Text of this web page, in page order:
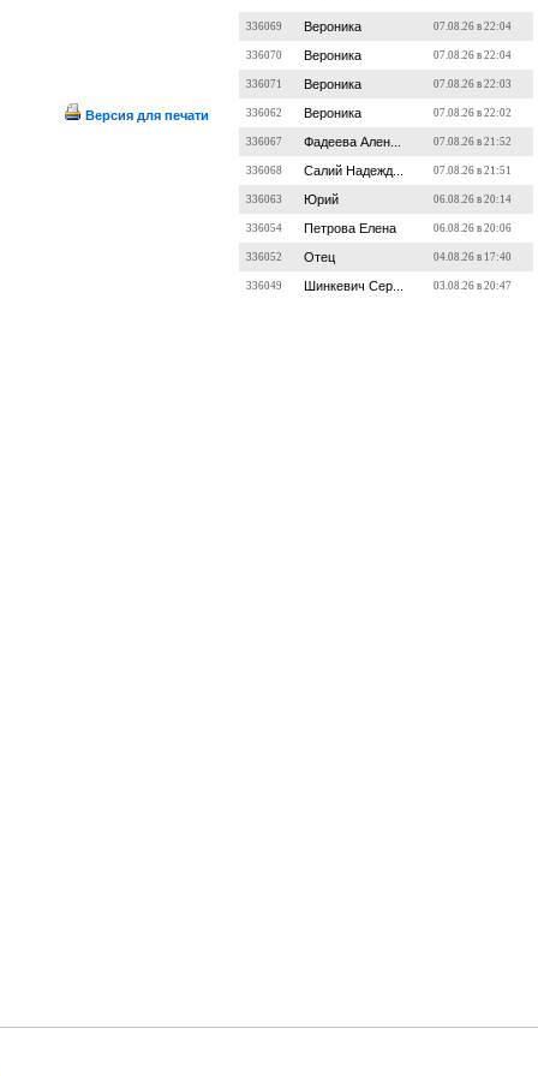
Версия для печати
336069 Вероника 07.08.26 в 22:04
336070 Вероника 07.08.26 в 22:04
336071 Вероника 07.08.26 в 22:03
336062 Вероника 07.08.26 в 22:02
336067 Фадеева Ален... 07.08.26 в 21:52
336068 Салий Надежд... 07.08.26 в 21:51
336063 Юрий 06.08.26 в 20:14
336054 Петрова Елена 06.08.26 в 20:06
336052 Отец 04.08.26 в 17:40
336049 Шинкевич Сер... 03.08.26 в 20:47